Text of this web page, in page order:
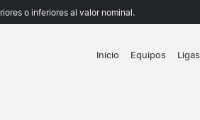
o inferiores al valor nominal.
Inicio Equipos Ligas